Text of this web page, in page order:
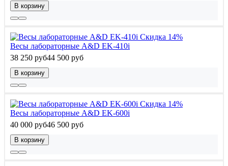
В корзину
Скидка 14%
Весы лабораторные A&D EK-410i
38 250 руб44 500 руб
В корзину
Скидка 14%
Весы лабораторные A&D EK-600i
40 000 руб46 500 руб
В корзину